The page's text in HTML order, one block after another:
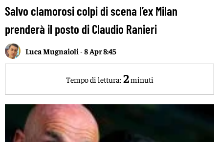
Salvo clamorosi colpi di scena l’ex Milan
prenderà il posto di Claudio Ranieri
Luca Mugnaioli -8 Apr 8:45
Tempo di lettura: 2minuti